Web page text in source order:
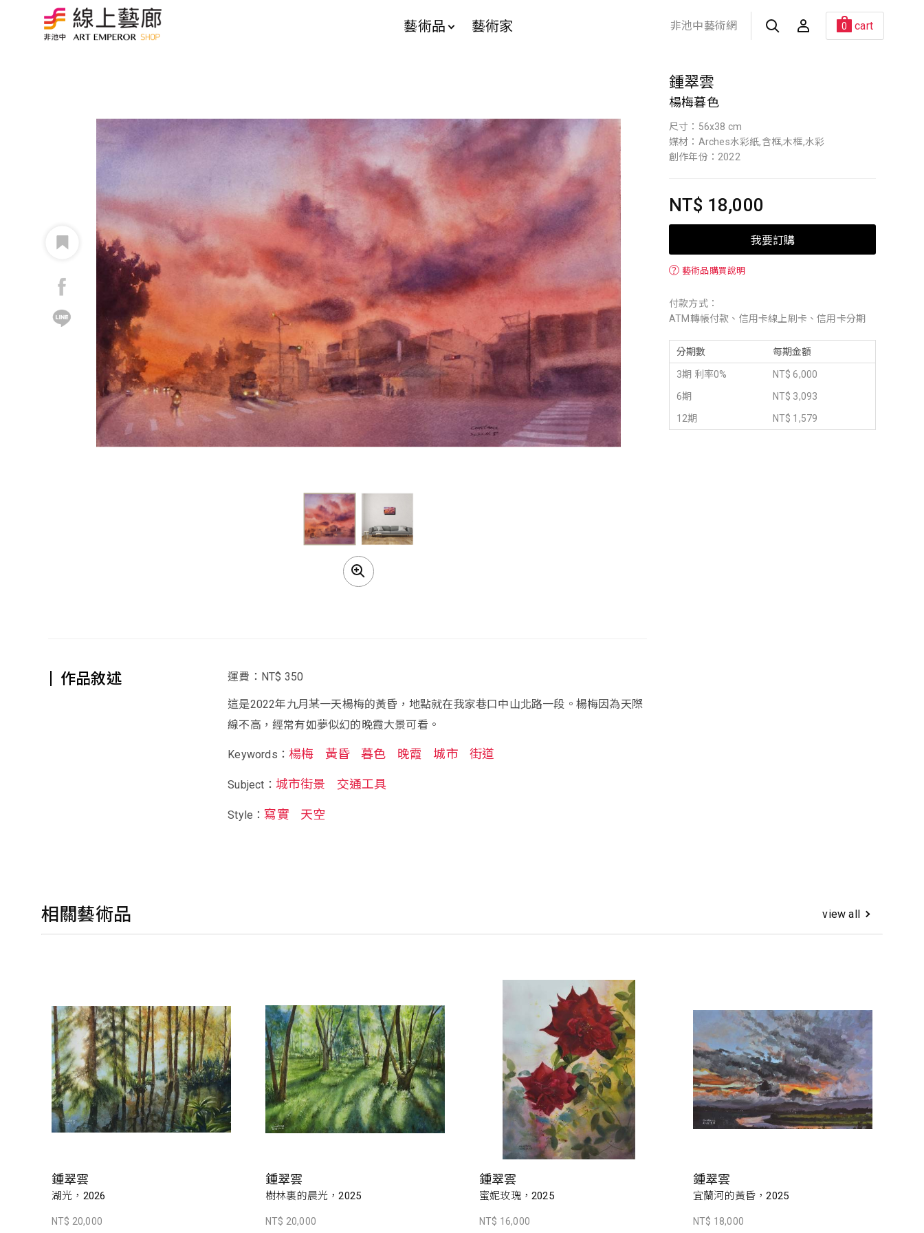
藝術品 藝術家 非池中藝術網 0 cart
鍾翠雲
楊梅暮色
尺寸：56x38 cm
媒材：Arches水彩紙,含框,木框,水彩
創作年份：2022
NT$ 18,000
我要訂購
？ 藝術品購買說明
付款方式：
ATM轉帳付款、信用卡線上刷卡、信用卡分期
分期數 每期金額
3期 利率0%
NT$ 6,000
6期
NT$ 3,093
12期
NT$ 1,579
作品敘述 運費：NT$ 350
這是2022年九月某一天楊梅的黃昏，地點就在我家巷口中山北路一段。楊梅因為天際
線不高，經常有如夢似幻的晚霞大景可看。
Keywords： 楊梅 黃昏 暮色 晚霞 城市 街道
Subject： 城市街景 交通工具
Style：寫實 天空
相關藝術品 view all
鍾翠雲
湖光，2026
NT$ 20,000
鍾翠雲
樹林裏的晨光，2025
NT$ 20,000
鍾翠雲
蜜妮玫瑰，2025
NT$ 16,000
鍾翠雲
宜蘭河的黃昏，2025
NT$ 18,000